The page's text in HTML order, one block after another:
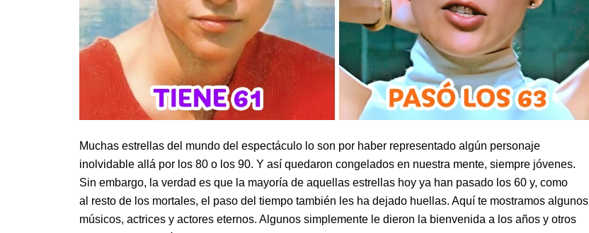
Muchas estrellas del mundo del espectáculo lo son por haber representado algún personaje
inolvidable allá por los 80 o los 90. Y así quedaron congelados en nuestra mente, siempre jóvenes.
Sin embargo, la verdad es que la mayoría de aquellas estrellas hoy ya han pasado los 60 y, como
al resto de los mortales, el paso del tiempo también les ha dejado huellas. Aquí te mostramos algunos
músicos, actrices y actores eternos. Algunos simplemente le dieron la bienvenida a los años y otros